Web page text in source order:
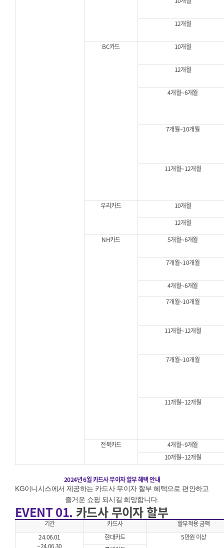
12개월
BC카드 10개월
12개월
4개월~6개월
7개월~10개월
11개월~12개월
우리카드
10개월
12개월
NH카드
5개월~6개월
7개월~10개월
4개월~6개월
7개월~10개월
11개월~12개월
7개월~10개월
11개월~12개월
전북카드
4개월~9개월
10개월~12개월
2024년 6월 카드사 무이자 할부 혜택 안내
KG이니시스에서 제공하는 카드사 무이자 할부 혜택으로 편안하고
즐거운 쇼핑 되시길 희망합니다.
EVENT 01. 카드사 무이자 할부
기간 카드사
할부적용 금액
24.06.01
~24.06.30
현대카드
5만원 이상